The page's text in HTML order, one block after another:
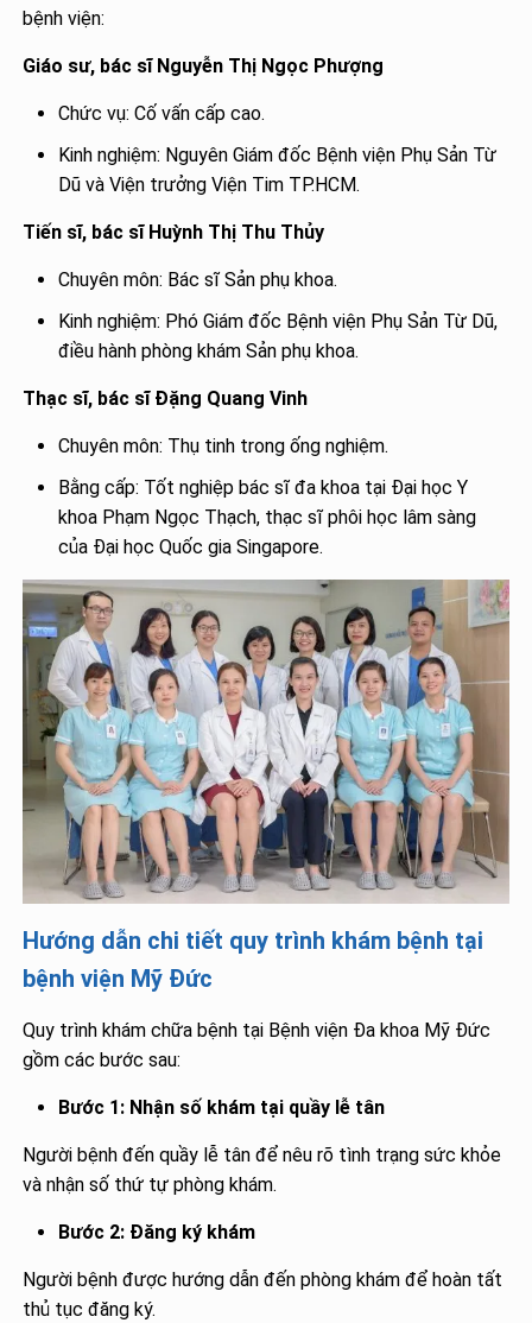
bệnh viện:
Giáo sư, bác sĩ Nguyễn Thị Ngọc Phượng
Chức vụ: Cố vấn cấp cao.
Kinh nghiệm: Nguyên Giám đốc Bệnh viện Phụ Sản Từ
Dũ và Viện trưởng Viện Tim TP.HCM.
Tiến sĩ, bác sĩ Huỳnh Thị Thu Thủy
Chuyên môn: Bác sĩ Sản phụ khoa.
Kinh nghiệm: Phó Giám đốc Bệnh viện Phụ Sản Từ Dũ,
điều hành phòng khám Sản phụ khoa.
Thạc sĩ, bác sĩ Đặng Quang Vinh
Chuyên môn: Thụ tinh trong ống nghiệm.
Bằng cấp: Tốt nghiệp bác sĩ đa khoa tại Đại học Y
khoa Phạm Ngọc Thạch, thạc sĩ phôi học lâm sàng
của Đại học Quốc gia Singapore.
Hướng dẫn chi tiết quy trình khám bệnh tại
bệnh viện Mỹ Đức
Quy trình khám chữa bệnh tại Bệnh viện Đa khoa Mỹ Đức
gồm các bước sau:
Bước 1: Nhận số khám tại quầy lễ tân
Người bệnh đến quầy lễ tân để nêu rõ tình trạng sức khỏe
và nhận số thứ tự phòng khám.
Bước 2: Đăng ký khám
Người bệnh được hướng dẫn đến phòng khám để hoàn tất
thủ tục đăng ký.